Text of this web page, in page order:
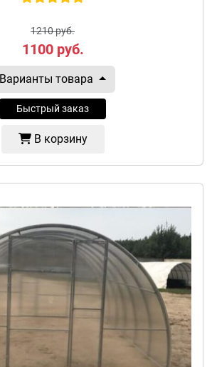
1210 руб.
1100руб.
Варианты товара
Быстрый заказ
В корзину